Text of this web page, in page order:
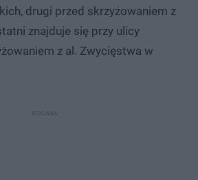
drugi przed skrzyżowaniem z
znajduje się przy ulicy
z al. Zwycięstwa w